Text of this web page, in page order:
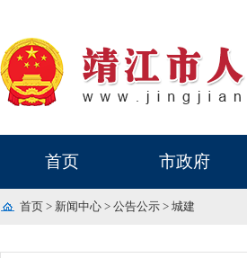
首页 市政府
首页 > 新闻中心 > 公告公示 > 城建